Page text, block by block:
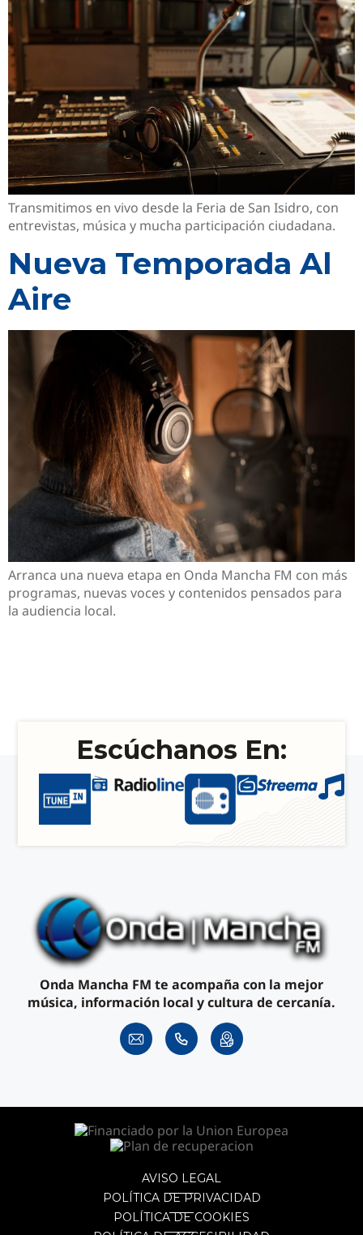
Transmitimos en vivo desde la Feria de San Isidro, con
entrevistas, música y mucha participación ciudadana.
Nueva Temporada Al
Aire
Arranca una nueva etapa en Onda Mancha FM con más
programas, nuevas voces y contenidos pensados para
la audiencia local.
Escúchanos En:
Onda Mancha FM te acompaña con la mejor
música, información local y cultura de cercanía.
AVISO LEGAL
POLÍTICA DE PRIVACIDAD
POLÍTICA DE COOKIES